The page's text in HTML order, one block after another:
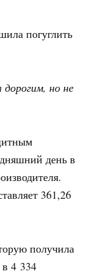
погуглить
но не
день в
361,26
получила
4 334